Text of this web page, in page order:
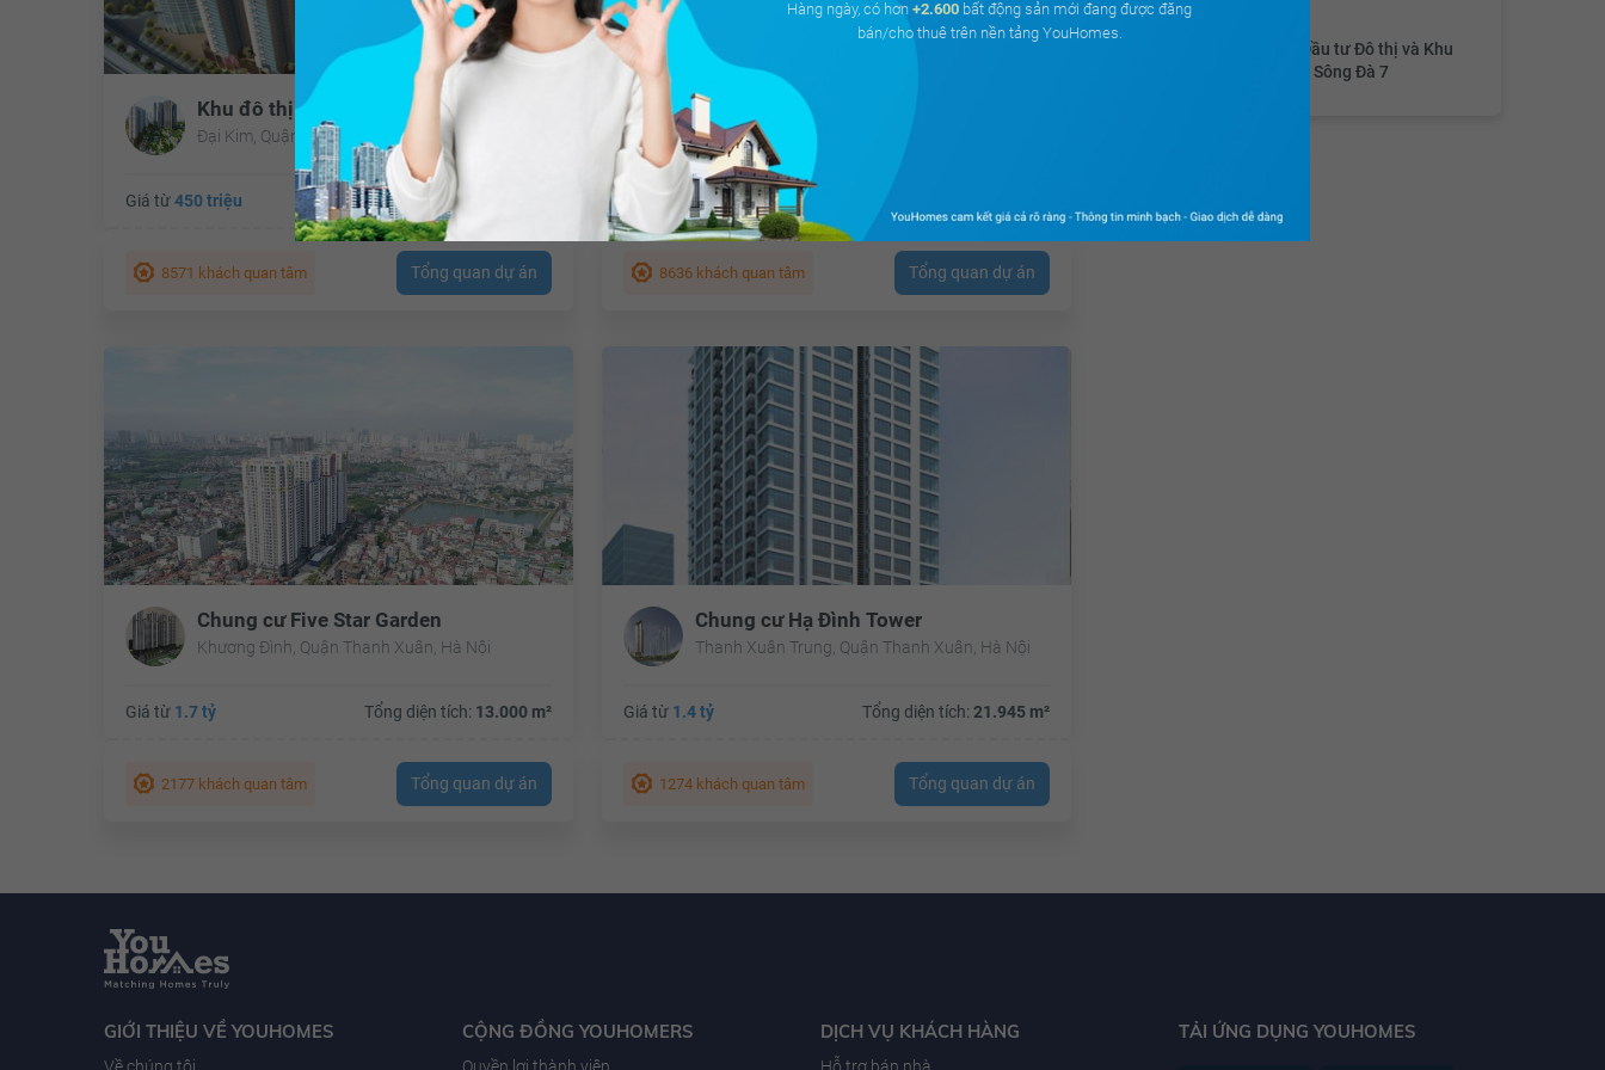
Đại Kim, Quận Hoàng Mai, Hà Nội
Giá từ450 triệu Tổng diện tích:
8571 khách quan tâm Tổng quan dự án
Eco Green City
Tân Triều, Huyện Thanh Trì, Hà Nội
Giá từ 1.5 tỷ Tổng diện tích:
8636 khách quan tâm Tổng quan dự án
Chung cư Five Star Garden
Khương Đình, Quận Thanh Xuân, Hà Nội
Giá từ 1.7 tỷ Tổng diện tích: 13.000 m²
2177 khách quan tâm Tổng quan dự án
Chung cư Hạ Đình Tower
Thanh Xuân Trung, Quận Thanh Xuân, Hà Nội
Giá từ 1.4 tỷ Tổng diện tích: 21.945 m²
1274 khách quan tâm Tổng quan dự án
Công ty CP Đầu tư Đô thị và Khu
Công nghiệp Sông Đà 7
GIỚI THIỆU VỀ YOUHOMES CỘNG ĐỒNG YOUHOMERS DỊCH VỤ KHÁCH HÀNG TẢI ỨNG DỤNG YOUHOMES
Hàng ngày, có hơn +2.600 bất động sản mới đang được đăng
bán/cho thuê trên nền tảng YouHomes.